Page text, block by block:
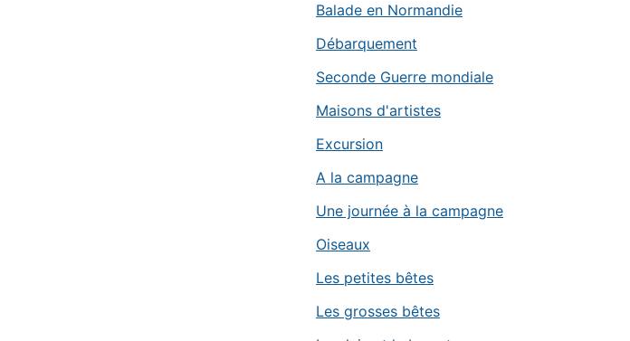
Balade en Normandie
Débarquement
Seconde Guerre mondiale
Maisons d'artistes
Excursion
A la campagne
Une journée à la campagne
Oiseaux
Les petites bêtes
Les grosses bêtes